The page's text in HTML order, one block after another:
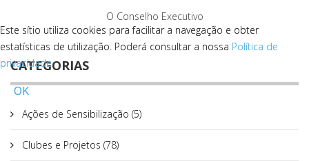
O Conselho Executivo
CATEGORIAS
Ações de Sensibilização (5)
Clubes e Projetos (78)
Este sítio utiliza cookies para facilitar a navegação e obter
estatísticas de utilização. Poderá consultar a nossa Política de
privacidade.
OK
Este sítio utiliza cookies para facilitar a navegação e obter
estatísticas de utilização. Poderá consultar a nossa Política de
privacidade.
OK